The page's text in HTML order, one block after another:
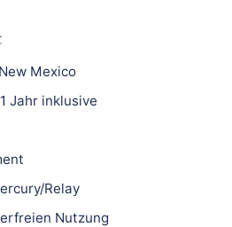
Mexico
Jahr inklusive
Relay
Nutzung